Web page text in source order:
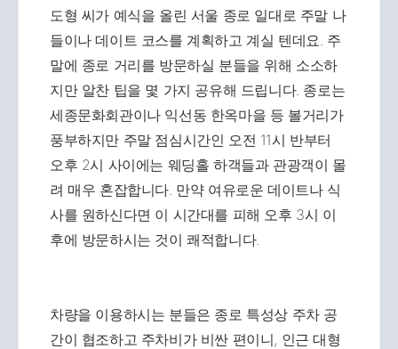
도형 씨가 예식을 올린 서울 종로 일대로 주말 나
들이나 데이트 코스를 계획하고 계실 텐데요. 주
말에 종로 거리를 방문하실 분들을 위해 소소하
지만 알찬 팁을 몇 가지 공유해 드립니다. 종로는
세종문화회관이나 익선동 한옥마을 등 볼거리가
풍부하지만 주말 점심시간인 오전 11시 반부터
오후 2시 사이에는 웨딩홀 하객들과 관광객이 몰
려 매우 혼잡합니다. 만약 여유로운 데이트나 식
사를 원하신다면 이 시간대를 피해 오후 3시 이
후에 방문하시는 것이 쾌적합니다.
차량을 이용하시는 분들은 종로 특성상 주차 공
간이 협조하고 주차비가 비싼 편이니, 인근 대형